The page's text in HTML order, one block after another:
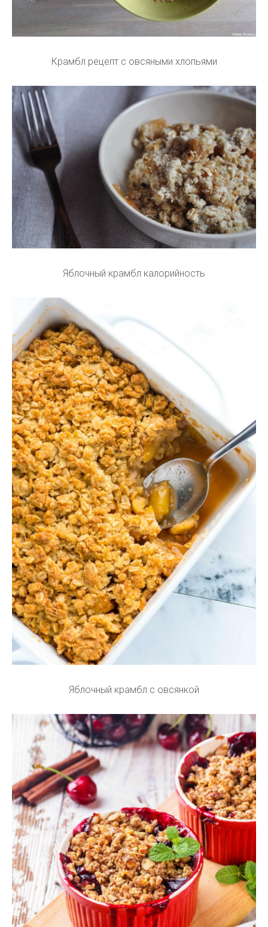
Крамбл рецепт с овсяными хлопьями
Яблочный крамбл калорийность
Яблочный крамбл с овсянкой